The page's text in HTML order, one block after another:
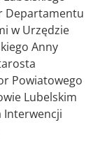
Departamentu
w Urzędzie
Anny
Powiatowego
Lubelskim
Interwencji